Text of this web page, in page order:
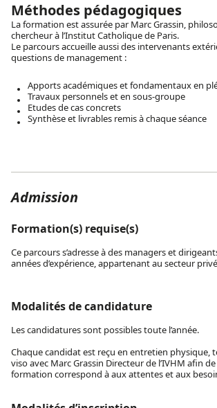
Méthodes pédagogiques
La formation est assurée par Marc Grassin,
chercheur à l’Institut Catholique de Paris.
Le parcours accueille aussi des intervenants
questions de management :
Apports académiques et fondamentaux en
Travaux personnels et en sous-groupe
Etudes de cas concrets
Synthèse et livrables remis à chaque séance
Admission
Formation(s) requise(s)
Ce parcours s’adresse à des managers et
années d’expérience, appartenant au secteur
Modalités de candidature
Les candidatures sont possibles toute l’année.
Chaque candidat est reçu en entretien physique,
viso avec Marc Grassin Directeur de l’IVHM afin
formation correspond à aux attentes et aux